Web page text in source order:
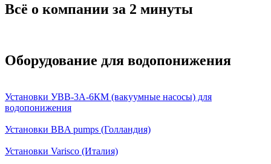
Всё о компании за 2 минуты
Оборудование для водопонижения
Установки УВВ-3А-6КМ (вакуумные насосы) для
водопонижения
Установки BBA pumps (Голландия)
Установки Varisco (Италия)